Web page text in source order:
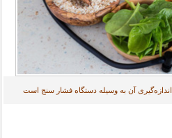
آن به وسیله دستگاه فشار سنج است